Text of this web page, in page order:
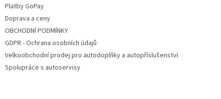
Platby GoPay
Doprava a ceny
OBCHODNÍ PODMÍNKY
GDPR - Ochrana osobních údajů
Velkoobchodní prodej pro autodoplňky a autopříslušenství
Spolupráce s autoservisy